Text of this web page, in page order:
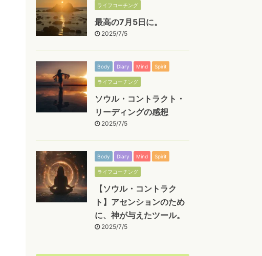
ライフコーチング
最高の7月5日に。
2025/7/5
Body Diary Mind Spirit
ライフコーチング
ソウル・コントラクト・
リーディングの感想
2025/7/5
Body Diary Mind Spirit
ライフコーチング
【ソウル・コントラク
ト】アセンションのため
に、神が与えたツール。
2025/7/5